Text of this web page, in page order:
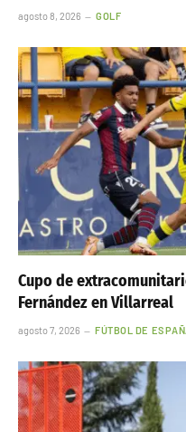
agosto 8, 2026 GOLF
Cupo de
Fernández en Villarreal
agosto 7, 2026 FÚTBOL DE